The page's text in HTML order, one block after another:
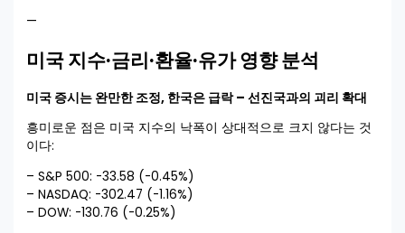
—
미국 지수·금리·환율·유가 영향 분석
미국 증시는 완만한 조정, 한국은 급락 – 선진국과의 괴리 확대
흥미로운 점은 미국 지수의 낙폭이 상대적으로 크지 않다는 것
이다:
– S&P 500: -33.58 (-0.45%)
– NASDAQ: -302.47 (-1.16%)
– DOW: -130.76 (-0.25%)